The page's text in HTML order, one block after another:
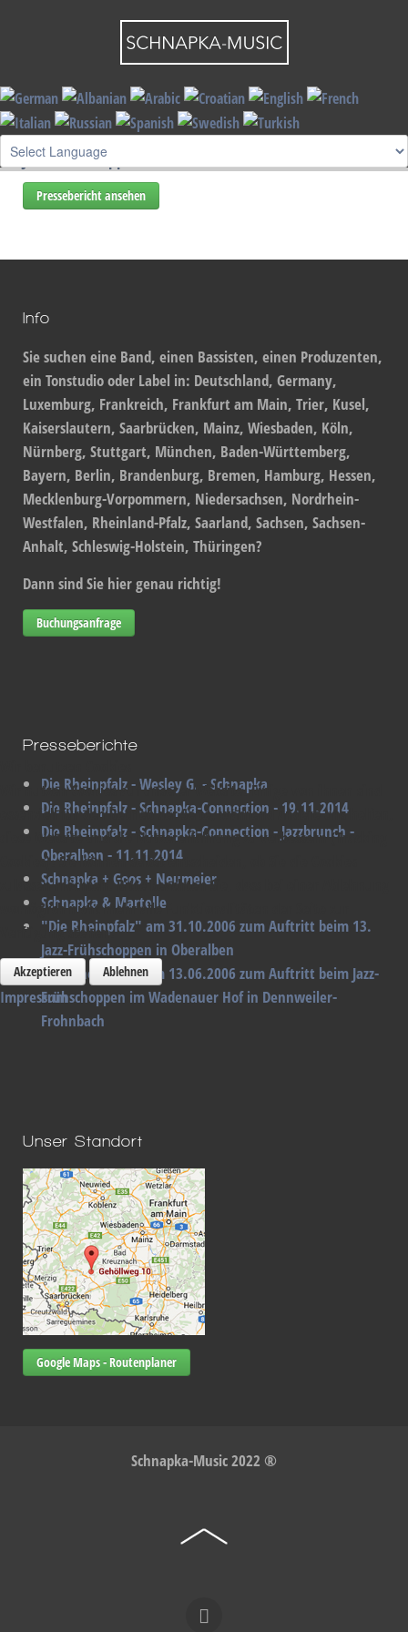
"Die Rheinpfalz" am 31.10.2006 zum Auftritt beim 13.
Jazz-Frühschoppen in Oberalben
Pressebericht ansehen
Info
Sie suchen eine Band, einen Bassisten, einen Produzenten,
ein Tonstudio oder Label in: Deutschland, Germany,
Luxemburg, Frankreich, Frankfurt am Main, Trier, Kusel,
Kaiserslautern, Saarbrücken, Mainz, Wiesbaden, Köln,
Nürnberg, Stuttgart, München, Baden-Württemberg,
Bayern, Berlin, Brandenburg, Bremen, Hamburg, Hessen,
Mecklenburg-Vorpommern, Niedersachsen, Nordrhein-
Westfalen, Rheinland-Pfalz, Saarland, Sachsen, Sachsen-
Anhalt, Schleswig-Holstein, Thüringen?
Dann sind Sie hier genau richtig!
Buchungsanfrage
Presseberichte
Die Rheinpfalz - Wesley G. - Schnapka
Die Rheinpfalz - Schnapka-Connection - 19.11.2014
Die Rheinpfalz - Schnapka-Connection - Jazzbrunch -
Oberalben - 11.11.2014
Schnapka + Goos + Neumeier
Schnapka & Martelle
"Die Rheinpfalz" am 31.10.2006 zum Auftritt beim 13.
Jazz-Frühschoppen in Oberalben
"Die Rheinpfalz" am 13.06.2006 zum Auftritt beim Jazz-
Frühschoppen im Wadenauer Hof in Dennweiler-
Frohnbach
Unser Standort
Google Maps - Routenplaner
Schnapka-Music 2022 ®
Wir nutzen Cookies auf unserer Website. Einige von ihnen sind
essenziell für den Betrieb der Seite, während andere uns helfen,
diese Website und die Nutzererfahrung zu verbessern (Tracking
Cookies). Sie können selbst entscheiden, ob Sie die Cookies
zulassen möchten. Bitte beachten Sie, dass bei einer Ablehnung
womöglich nicht mehr alle Funktionalitäten der Seite zur
Verfügung stehen.
Akzeptieren Ablehnen
Impressum
the best experience.
I understand !